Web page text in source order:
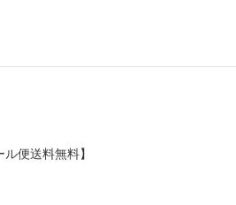
便送料無料】